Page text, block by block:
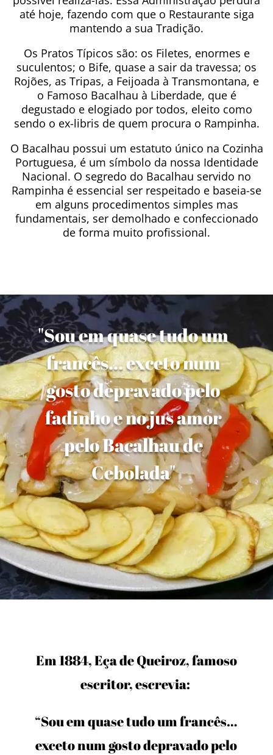
até hoje, fazendo com que o Restaurante siga
mantendo a sua Tradição.
Os Pratos Típicos são: os Filetes, enormes e
suculentos; o Bife, quase a sair da travessa; os
Rojões, as Tripas, a Feijoada à Transmontana, e
o Famoso Bacalhau à Liberdade, que é
degustado e elogiado por todos, eleito como
sendo o ex-libris de quem procura o Rampinha.
O Bacalhau possui um estatuto único na Cozinha
Portuguesa, é um símbolo da nossa Identidade
Nacional. O segredo do Bacalhau servido no
Rampinha é essencial ser respeitado e baseia-se
em alguns procedimentos simples mas
fundamentais, ser demolhado e confeccionado
de forma muito profissional.
"Sou em quase tudo um
francês... exceto num
gosto depravado pelo
fadinho e no jus amor
pelo Bacalhau de
Cebolada"
Em 1884, Eça de Queiroz, famoso
escritor, escrevia:
“Sou em quase tudo um francês…
exceto num gosto depravado pelo